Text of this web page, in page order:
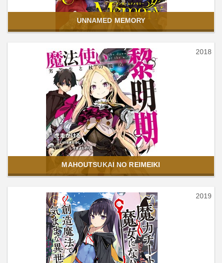
UNNAMED MEMORY
2018
MAHOUTSUKAI NO REIMEIKI
2019